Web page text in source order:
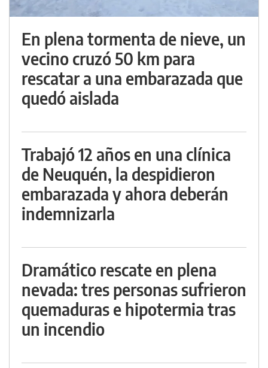
En plena tormenta de nieve, un
vecino cruzó 50 km para
rescatar a una embarazada que
quedó aislada
Trabajó 12 años en una clínica
de Neuquén, la despidieron
embarazada y ahora deberán
indemnizarla
Dramático rescate en plena
nevada: tres personas sufrieron
quemaduras e hipotermia tras
un incendio